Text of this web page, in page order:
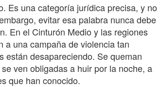
Es una categoría jurídica precisa, y no
evitar esa palabra nunca debe
En el Cinturón Medio y las regiones
a una campaña de violencia tan
están desapareciendo. Se queman
ven obligadas a huir por la noche, a
que han conocido.